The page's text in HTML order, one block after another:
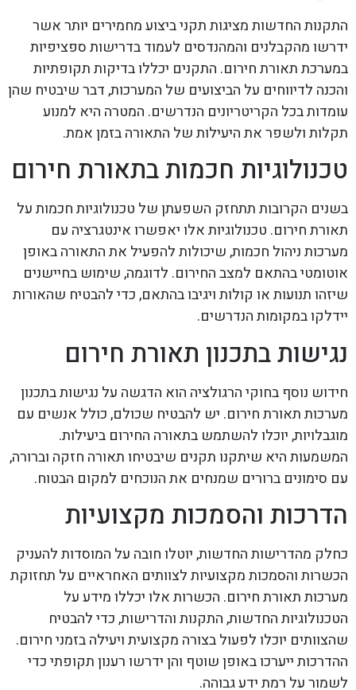
התקנות החדשות מציגות תקני ביצוע מחמירים יותר אשר
ידרשו מהקבלנים והמהנדסים לעמוד בדרישות ספציפיות
במערכת תאורת חירום. התקנים יכללו בדיקות תקופתיות
והכנה לדיווחים על הביצועים של המערכות, דבר שיבטיח שהן
עומדות בכל הקריטריונים הנדרשים. המטרה היא למנוע
תקלות ולשפר את היעילות של התאורה בזמן אמת.
טכנולוגיות חכמות בתאורת חירום
בשנים הקרובות תתחזק השפעתן של טכנולוגיות חכמות על
תאורת חירום. טכנולוגיות אלו יאפשרו אינטגרציה עם
מערכות ניהול חכמות, שיכולות להפעיל את התאורה באופן
אוטומטי בהתאם למצב החירום. לדוגמה, שימוש בחיישנים
שיזהו תנועות או קולות ויגיבו בהתאם, כדי להבטיח שהאורות
יידלקו במקומות הנדרשים.
נגישות בתכנון תאורת חירום
חידוש נוסף בחוקי הרגולציה הוא הדגשה על נגישות בתכנון
מערכות תאורת חירום. יש להבטיח שכולם, כולל אנשים עם
מוגבלויות, יוכלו להשתמש בתאורה החירום ביעילות.
המשמעות היא שיתקנו תקנים שיבטיחו תאורה חזקה וברורה,
עם סימונים ברורים שמנחים את הנוכחים למקום הבטוח.
הדרכות והסמכות מקצועיות
כחלק מהדרישות החדשות, יוטלו חובה על המוסדות להעניק
הכשרות והסמכות מקצועיות לצוותים האחראיים על תחזוקת
מערכות תאורת חירום. הכשרות אלו יכללו מידע על
הטכנולוגיות החדשות, התקנות והדרישות, כדי להבטיח
שהצוותים יוכלו לפעול בצורה מקצועית ויעילה בזמני חירום.
ההדרכות ייערכו באופן שוטף והן ידרשו רענון תקופתי כדי
לשמור על רמת ידע גבוהה.